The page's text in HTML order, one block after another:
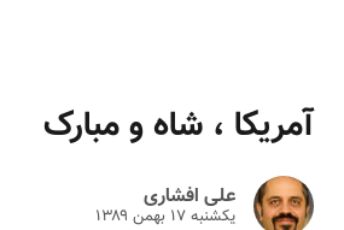
آمریکا ، شاه و مبارک
علی افشاری
یکشنبه ۱۷ بهمن ۱۳۸۹